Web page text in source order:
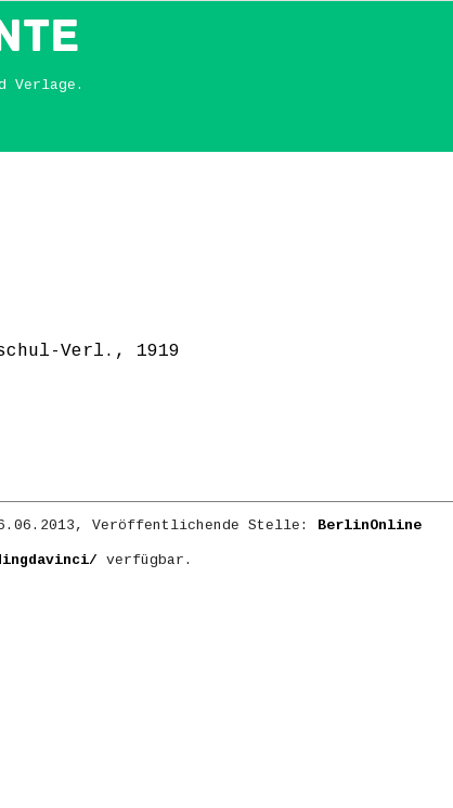
Verlage.
Verl., 1919
Veröffentlichende Stelle:
BerlinOnline
verfügbar.